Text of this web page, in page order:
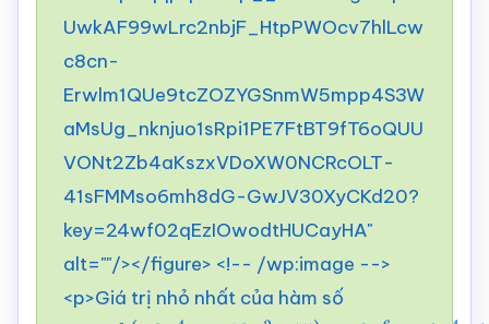
UwkAF99wLrc2nbjF_HtpPWOcv7hlLcw
c8cn-
Erwlm1QUe9tcZOZYGSnmW5mpp4S3W
aMsUg_nknjuo1sRpi1PE7FtBT9fT6oQUU
VONt2Zb4aKszxVDoXW0NCRcOLT-
41sFMMso6mh8dG-GwJV30XyCKd20?
key=24wf02qEzIOwodtHUCayHA"
alt=""/></figure> <!-- /wp:image -->
<p>Giá trị nhỏ nhất của hàm số